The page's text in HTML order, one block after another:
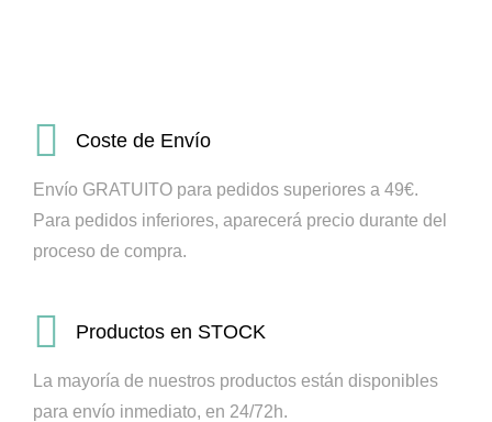
Coste de Envío
Envío GRATUITO para pedidos superiores a 49€.
Para pedidos inferiores, aparecerá precio durante del
proceso de compra.
Productos en STOCK
La mayoría de nuestros productos están disponibles
para envío inmediato, en 24/72h.